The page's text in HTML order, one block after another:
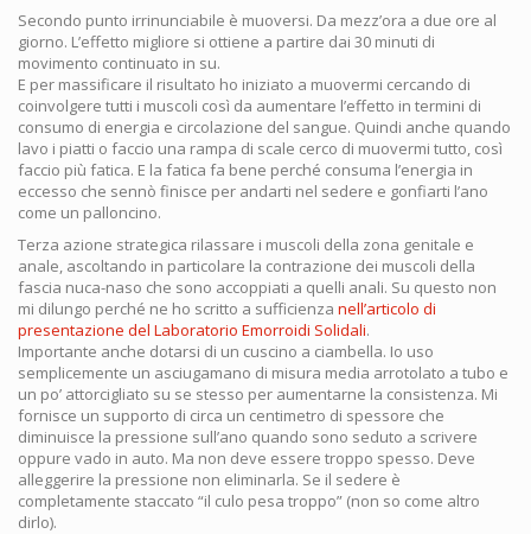
Secondo punto irrinunciabile è muoversi. Da mezz’ora a due ore al
giorno. L’effetto migliore si ottiene a partire dai 30 minuti di
movimento continuato in su.
E per massificare il risultato ho iniziato a muovermi cercando di
coinvolgere tutti i muscoli così da aumentare l’effetto in termini di
consumo di energia e circolazione del sangue. Quindi anche quando
lavo i piatti o faccio una rampa di scale cerco di muovermi tutto, così
faccio più fatica. E la fatica fa bene perché consuma l’energia in
eccesso che sennò finisce per andarti nel sedere e gonfiarti l’ano
come un palloncino.
Terza azione strategica rilassare i muscoli della zona genitale e
anale, ascoltando in particolare la contrazione dei muscoli della
fascia nuca-naso che sono accoppiati a quelli anali. Su questo non
mi dilungo perché ne ho scritto a sufficienza nell’articolo di
presentazione del Laboratorio Emorroidi Solidali.
Importante anche dotarsi di un cuscino a ciambella. Io uso
semplicemente un asciugamano di misura media arrotolato a tubo e
un po’ attorcigliato su se stesso per aumentarne la consistenza. Mi
fornisce un supporto di circa un centimetro di spessore che
diminuisce la pressione sull’ano quando sono seduto a scrivere
oppure vado in auto. Ma non deve essere troppo spesso. Deve
alleggerire la pressione non eliminarla. Se il sedere è
completamente staccato “il culo pesa troppo” (non so come altro
dirlo).